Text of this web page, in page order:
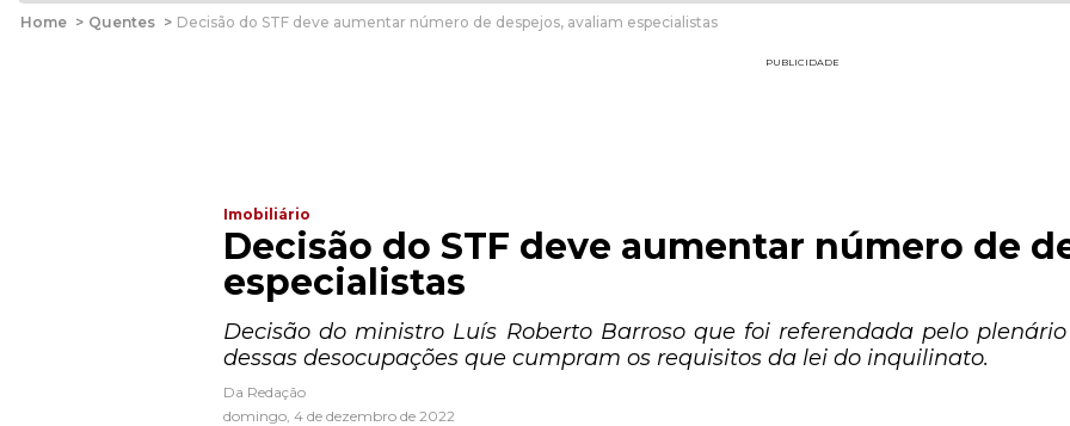
Home > Quentes > Decisão do STF deve aumentar número de despejos, avaliam especialistas
PUBLICIDADE
Imobiliário
Decisão do STF deve aumentar número de
especialistas
Decisão do ministro Luís Roberto Barroso que foi referendada pelo
dessas desocupações que cumpram os requisitos da lei do inquilinato.
Da Redação
domingo, 4 de dezembro de 2022